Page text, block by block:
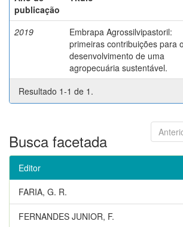
publicação
2019
Embrapa Agrossilvipastoril:
primeiras contribuições para o
desenvolvimento de uma
agropecuária sustentável.
Resultado 1-1 de 1.
Busca facetada
Editor
FARIA, G. R.
FERNANDES JUNIOR, F.